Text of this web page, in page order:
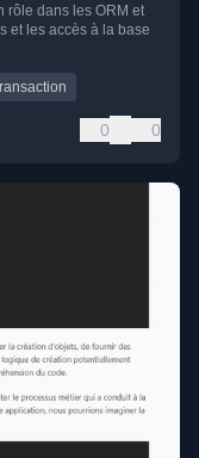
rôle dans les ORM et
et les accès à la base
0 0